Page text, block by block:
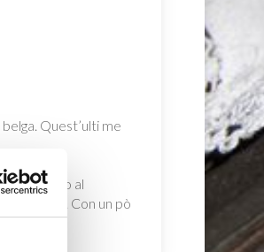
Quest’ulti me
macinato al
e servite. Con un pò